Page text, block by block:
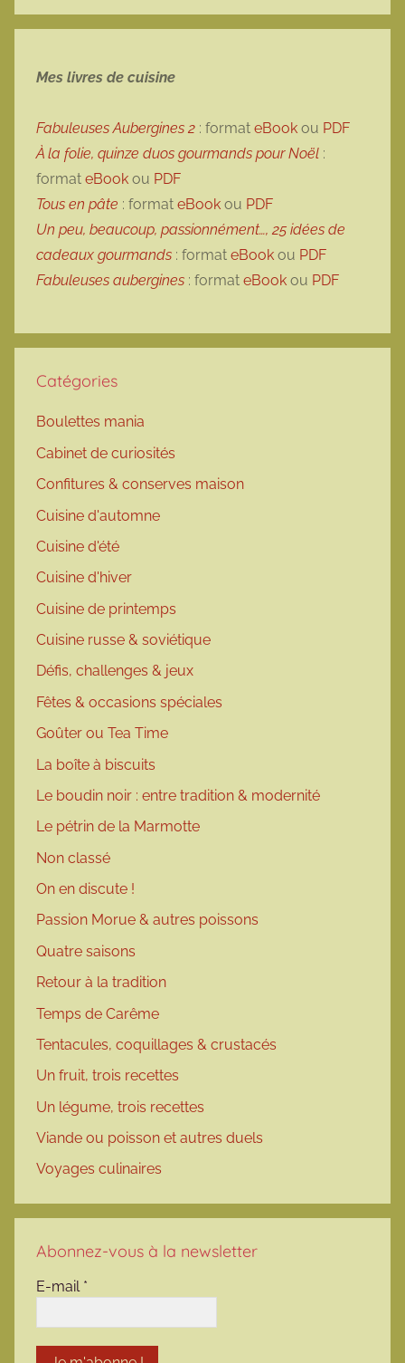
Mes livres de cuisine
Fabuleuses Aubergines 2 : format eBook ou PDF
À la folie, quinze duos gourmands pour Noël :
format eBook ou PDF
Tous en pâte : format eBook ou PDF
Un peu, beaucoup, passionnément…, 25 idées de
cadeaux gourmands : format eBook ou PDF
Fabuleuses aubergines : format eBook ou PDF
Catégories
Boulettes mania
Cabinet de curiosités
Confitures & conserves maison
Cuisine d'automne
Cuisine d'été
Cuisine d'hiver
Cuisine de printemps
Cuisine russe & soviétique
Défis, challenges & jeux
Fêtes & occasions spéciales
Goûter ou Tea Time
La boîte à biscuits
Le boudin noir : entre tradition & modernité
Le pétrin de la Marmotte
Non classé
On en discute !
Passion Morue & autres poissons
Quatre saisons
Retour à la tradition
Temps de Carême
Tentacules, coquillages & crustacés
Un fruit, trois recettes
Un légume, trois recettes
Viande ou poisson et autres duels
Voyages culinaires
Abonnez-vous à la newsletter
E-mail *